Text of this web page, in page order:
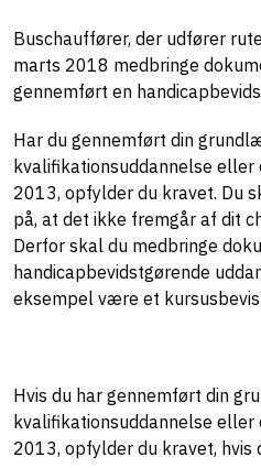
Buschauffører, der udfører
marts 2018 medbringe
gennemført en
Har du gennemført din
kvalifikationsuddannelse
2013, opfylder du kravet. Du
på, at det ikke fremgår af dit
Derfor skal du medbringe
handicapbevidstgørende
eksempel være et
Hvis du har gennemført din
kvalifikationsuddannelse eller
2013, opfylder du kravet, hvis